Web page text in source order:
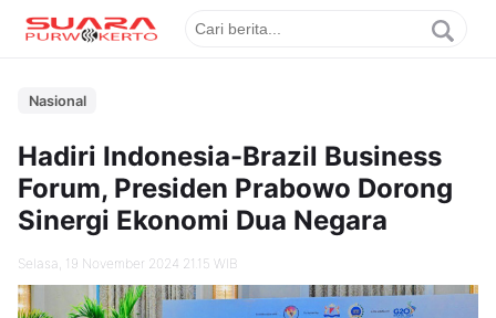
Nasional
Hadiri Indonesia-Brazil Business
Forum, Presiden Prabowo Dorong
Sinergi Ekonomi Dua Negara
Selasa, 19 November 2024 21.15 WIB